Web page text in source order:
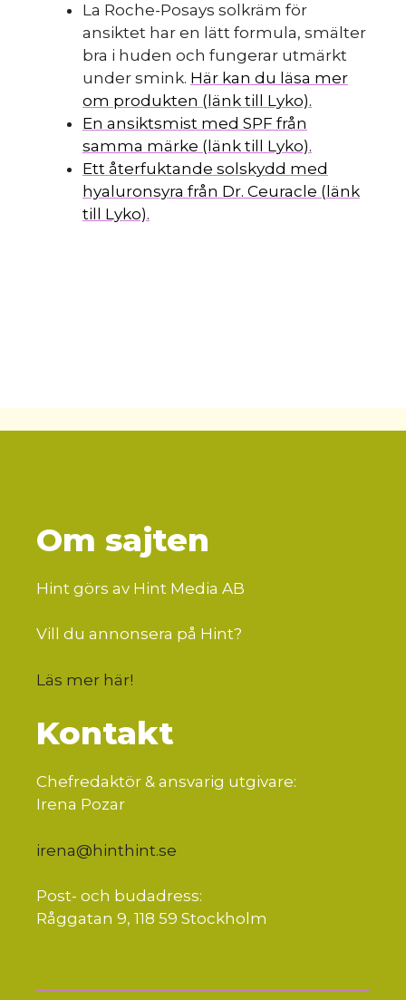
La Roche-Posays solkräm för
ansiktet har en lätt formula, smälter
bra i huden och fungerar utmärkt
under smink. Här kan du läsa mer
om produkten (länk till Lyko).
En ansiktsmist med SPF från
samma märke (länk till Lyko).
Ett återfuktande solskydd med
hyaluronsyra från Dr. Ceuracle (länk
till Lyko).
Om sajten
Hint görs av Hint Media AB
Vill du annonsera på Hint?
Läs mer här!
Kontakt
Chefredaktör & ansvarig utgivare:
Irena Pozar
irena@hinthint.se
Post- och budadress:
Råggatan 9, 118 59 Stockholm